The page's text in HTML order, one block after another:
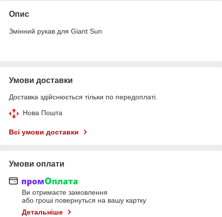
Опис
Змінний рукав для Giant Sun
Умови доставки
Доставка здійснюється тільки по передоплаті.
Нова Пошта
Всі умови доставки
Умови оплати
Ви отримаєте замовлення
або гроші повернуться на вашу картку
Детальніше